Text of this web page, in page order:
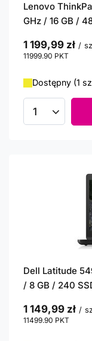
Lenovo
GHz / 16 GB /
1 199,99 zł /
11999.90 PKT
Dostępny (1
Ilość
Dell Latitude
/ 8 GB / 240
1 149,99 zł /
11499.90 PKT